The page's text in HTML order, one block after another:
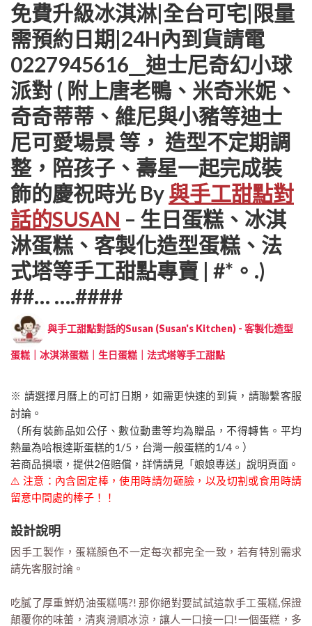
免費升級冰淇淋|全台可宅|限量
需預約日期|24H內到貨請電
0227945616__迪士尼奇幻小球
派對 ( 附上唐老鴨、米奇米妮、
奇奇蒂蒂、維尼與小豬等迪士
尼可愛場景 等， 造型不定期調
整，陪孩子、壽星一起完成裝
飾的慶祝時光 By與手工甜點對
話的SUSAN – 生日蛋糕、冰淇
淋蛋糕、客製化造型蛋糕、法
式塔等手工甜點專賣 | #*。.)
##… ….####
與手工甜點對話的Susan (Susan's Kitchen) - 客製化造型
蛋糕｜冰淇淋蛋糕｜生日蛋糕｜法式塔等手工甜點
※ 請選擇月曆上的可訂日期，如需更快速的到貨，請聯繫客服
討論。
（所有裝飾品如公仔、數位動畫等均為贈品，不得轉售。平均
熱量為哈根達斯蛋糕的1/5，台灣一般蛋糕的1/4。）
若商品損壞，提供2倍賠償，詳情請見「娘娘專送」說明頁面。
⚠️ 注意：內含固定棒，使用時請勿砸臉，以及切割或食用時請
留意中間處的棒子！！
設計說明
因手工製作，蛋糕顏色不一定每次都完全一致，若有特別需求
請先客服討論。
吃膩了厚重鮮奶油蛋糕嗎?! 那你絕對要試試這款手工蛋糕,保證
顛覆你的味蕾，清爽滑順冰涼，讓人一口接一口!一個蛋糕，多